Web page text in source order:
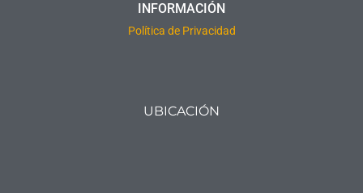
INFORMACIÓN
Política de Privacidad
UBICACIÓN